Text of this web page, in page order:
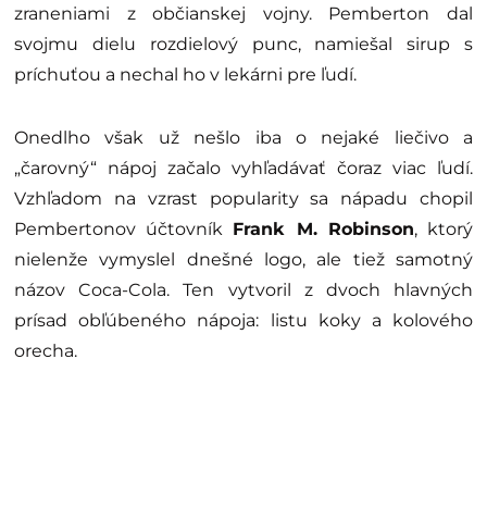
zraneniami z občianskej vojny. Pemberton dal
svojmu dielu rozdielový punc, namiešal sirup s
príchuťou a nechal ho v lekárni pre ľudí.
Onedlho však už nešlo iba o nejaké liečivo a
„čarovný“ nápoj začalo vyhľadávať čoraz viac ľudí.
Vzhľadom na vzrast popularity sa nápadu chopil
Pembertonov účtovník Frank M. Robinson, ktorý
nielenže vymyslel dnešné logo, ale tiež samotný
názov Coca-Cola. Ten vytvoril z dvoch hlavných
prísad obľúbeného nápoja: listu koky a kolového
orecha.